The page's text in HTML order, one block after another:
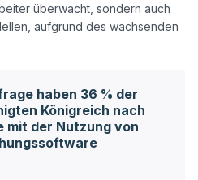
überwacht, sondern auch
aufgrund des wachsenden
haben 36 % der
Königreich nach
mit der Nutzung von